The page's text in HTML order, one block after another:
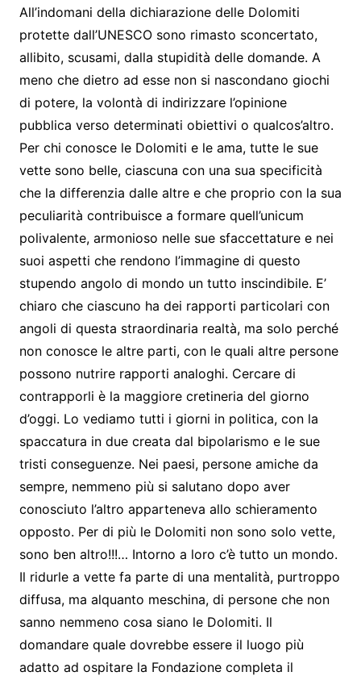
All’indomani della dichiarazione delle Dolomiti
protette dall’UNESCO sono rimasto sconcertato,
allibito, scusami, dalla stupidità delle domande. A
meno che dietro ad esse non si nascondano giochi
di potere, la volontà di indirizzare l’opinione
pubblica verso determinati obiettivi o qualcos’altro.
Per chi conosce le Dolomiti e le ama, tutte le sue
vette sono belle, ciascuna con una sua specificità
che la differenzia dalle altre e che proprio con la sua
peculiarità contribuisce a formare quell’unicum
polivalente, armonioso nelle sue sfaccettature e nei
suoi aspetti che rendono l’immagine di questo
stupendo angolo di mondo un tutto inscindibile. E’
chiaro che ciascuno ha dei rapporti particolari con
angoli di questa straordinaria realtà, ma solo perché
non conosce le altre parti, con le quali altre persone
possono nutrire rapporti analoghi. Cercare di
contrapporli è la maggiore cretineria del giorno
d’oggi. Lo vediamo tutti i giorni in politica, con la
spaccatura in due creata dal bipolarismo e le sue
tristi conseguenze. Nei paesi, persone amiche da
sempre, nemmeno più si salutano dopo aver
conosciuto l’altro apparteneva allo schieramento
opposto. Per di più le Dolomiti non sono solo vette,
sono ben altro!!!… Intorno a loro c’è tutto un mondo.
Il ridurle a vette fa parte di una mentalità, purtroppo
diffusa, ma alquanto meschina, di persone che non
sanno nemmeno cosa siano le Dolomiti. Il
domandare quale dovrebbe essere il luogo più
adatto ad ospitare la Fondazione completa il